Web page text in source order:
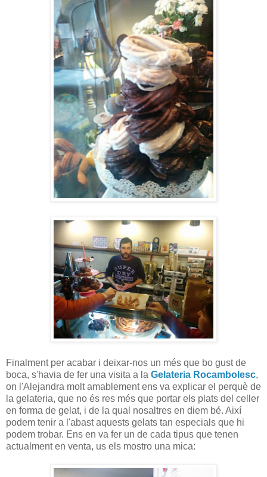
Finalment per acabar i deixar-nos un més que bo gust de
boca, s'havia de fer una visita a la Gelateria Rocambolesc,
on l'Alejandra molt amablement ens va explicar el perquè de
la gelateria, que no és res més que portar els plats del celler
en forma de gelat, i de la qual nosaltres en diem bé. Així
podem tenir a l'abast aquests gelats tan especials que hi
podem trobar. Ens en va fer un de cada tipus que tenen
actualment en venta, us els mostro una mica: